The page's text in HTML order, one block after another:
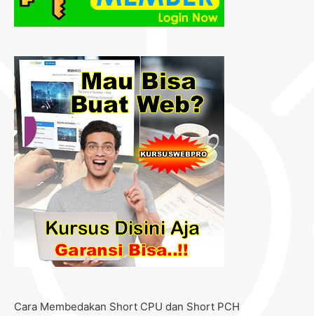
Cara Membedakan Short CPU dan Short PCH